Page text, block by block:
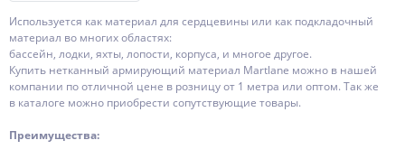
Используется как материал для сердцевины или как подкладочный
материал во многих областях:
бассейн, лодки, яхты, лопости, корпуса, и многое другое.
Купить нетканный армирующий материал Martlane можно в нашей
компании по отличной цене в розницу от 1 метра или оптом. Так же
в каталоге можно приобрести сопутствующие товары.
Преимущества: